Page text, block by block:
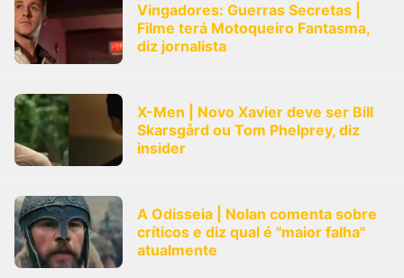
Vingadores: Guerras Secretas |
Filme terá Motoqueiro Fantasma,
diz jornalista
X-Men | Novo Xavier deve ser Bill
Skarsgård ou Tom Phelprey, diz
insider
A Odisseia | Nolan comenta sobre
críticos e diz qual é "maior falha"
atualmente